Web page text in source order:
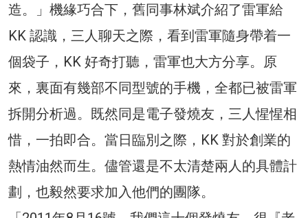
造。」機緣巧合下，舊同事林斌介紹了雷軍給
KK 認識，三人聊天之際，看到雷軍隨身帶着一
個袋子，KK 好奇打聽，雷軍也大方分享。原
來，裏面有幾部不同型號的手機，全都已被雷軍
拆開分析過。既然同是電子發燒友，三人惺惺相
惜，一拍即合。當日臨別之際，KK 對於創業的
熱情油然而生。儘管還是不太清楚兩人的具體計
劃，也毅然要求加入他們的團隊。